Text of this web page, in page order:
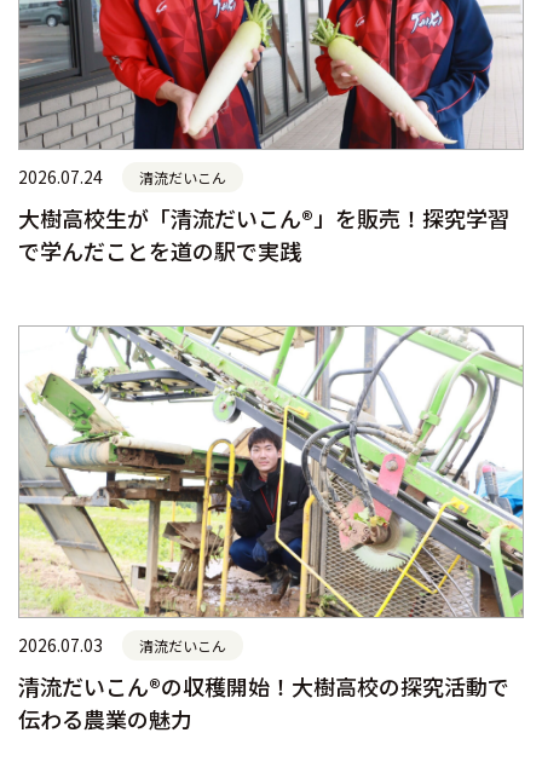
2026.07.24 清流だいこん
大樹高校生が「清流だいこん®」を販売！探究学習
で学んだことを道の駅で実践
2026.07.03 清流だいこん
清流だいこん®の収穫開始！大樹高校の探究活動で
伝わる農業の魅力